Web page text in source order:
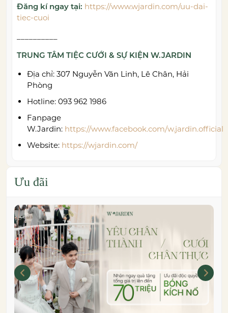
Đăng kí ngay tại: https://www.wjardin.com/uu-dai-
tiec-cuoi
TRUNG TÂM TIỆC CƯỚI & SỰ KIỆN W.JARDIN
Địa chỉ: 307 Nguyễn Văn Linh, Lê Chân, Hải
Phòng
Hotline: 093 962 1986
Fanpage
W.Jardin: https://www.facebook.com/w.jardin.official
Website: https://wjardin.com/
Ưu đãi